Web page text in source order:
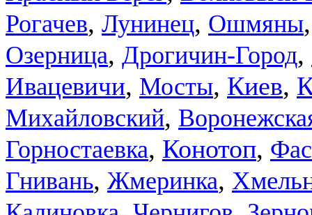
Рогачев, Лунинец, Ошмяны
Озерница, Дрогичин-Город,
Ивацевичи, Мосты, Киев,
Михайловский,
Горностаевка, Конотоп,
Гнивань, Жмеринка,